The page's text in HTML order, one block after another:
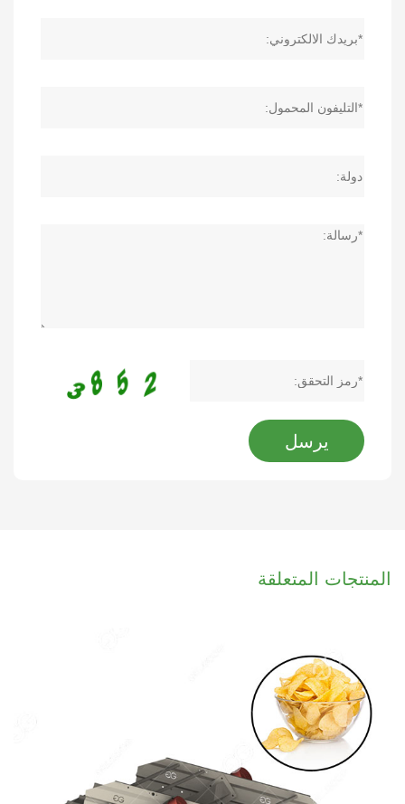
يرسل
المنتجات المتعلقة